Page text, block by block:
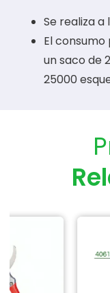
Se realiza a
El consumo
un saco de
25000